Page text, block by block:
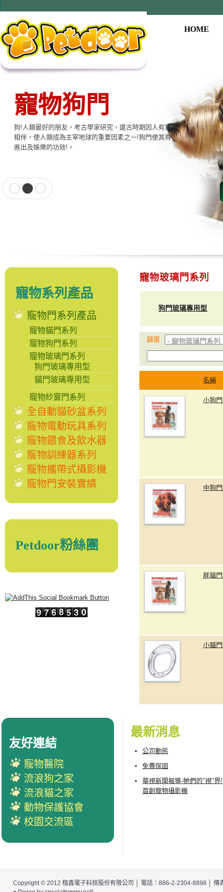
HOME
寵物狗門
狗!人類最好的朋友，考古學家研究，遠古時期因人有狗
相伴，使人類成為主宰地球的重要因素之一!狗門使其有
進出及娛樂的功效!。
寵物用品系列
本公司提供寵物專用相關產品，貓門、狗門、餵食器、
飲水器、寵物專用電子產品…等至尊的品質，大眾的價
格適合各種寵物使用。
寵物系列產品
寵物門系列產品
寵物貓門系列
寵物狗門系列
寵物玻璃門系列
狗門玻璃專用型
貓門玻璃專用型
寵物紗窗門系列
全自動貓砂盆系列
寵物電動玩具系列
寵物餵食及飲水器
寵物訓練器系列
寵物攜帶式攝影機
寵物門安裝實績
Petdoor粉絲團
寵物玻璃門系列
狗門玻璃專用型
篩選
名稱
小狗
中狗
胖貓
小貓
最新消息
公司動態
免費保固
華視新聞報導-牠們的"視"界!
首創寵物攝影機
友好連結
寵物醫院
流浪狗之家
流浪貓之家
動物保護協會
校園交流區
Copyright © 2012 楷鑫電子科技股份有限公司
│ 電話：886-2-2304-8898 │